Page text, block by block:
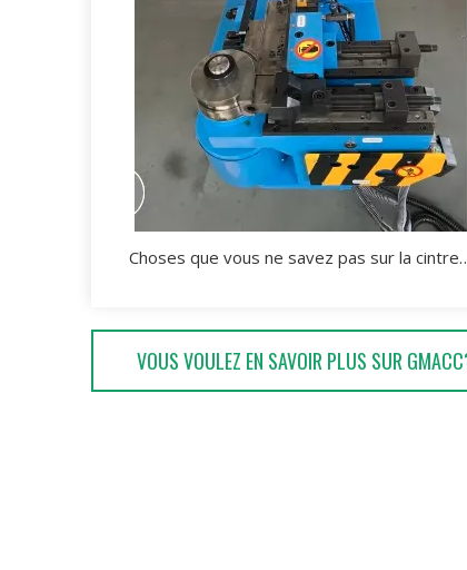
Choses que vous ne
VOUS VOULEZ EN SAVOIR PLUS SUR